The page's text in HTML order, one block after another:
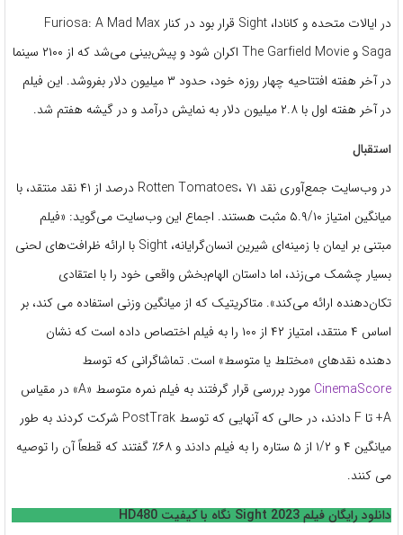
در ایالات متحده و کانادا، Sight قرار بود در کنار Furiosa: A Mad Max
Saga و The Garfield Movie اکران شود و پیش‌بینی می‌شد که از ۲۱۰۰ سینما
در آخر هفته افتتاحیه چهار روزه خود، حدود ۳ میلیون دلار بفروشد. این فیلم
در آخر هفته اول با ۲.۸ میلیون دلار به نمایش درآمد و در گیشه هفتم شد.
استقبال
در وب‌سایت جمع‌آوری نقد Rotten Tomatoes، ۷۱ درصد از ۴۱ نقد منتقد، با
میانگین امتیاز ۵.۹/۱۰ مثبت هستند. اجماع این وب‌سایت می‌گوید: «فیلم
مبتنی بر ایمان با زمینه‌ای شیرین انسان‌گرایانه، Sight با ارائه ظرافت‌های لحنی
بسیار چشمک می‌زند، اما داستان الهام‌بخش واقعی خود را با اعتقادی
تکان‌دهنده ارائه می‌کند». متاکریتیک که از میانگین وزنی استفاده می کند، بر
اساس ۴ منتقد، امتیاز ۴۲ از ۱۰۰ را به فیلم اختصاص داده است که نشان
دهنده نقدهای «مختلط یا متوسط» است. تماشاگرانی که توسط
CinemaScore
مورد بررسی قرار گرفتند به فیلم نمره متوسط ​​«A» در مقیاس
A+ تا F دادند، در حالی که آنهایی که توسط PostTrak شرکت کردند به طور
میانگین ۴ و ۱/۲ از ۵ ستاره را به فیلم دادند و ۶۸٪ گفتند که قطعاً آن را توصیه
می کنند.
دانلود رایگان فیلم Sight 2023 نگاه با کیفیت HD480